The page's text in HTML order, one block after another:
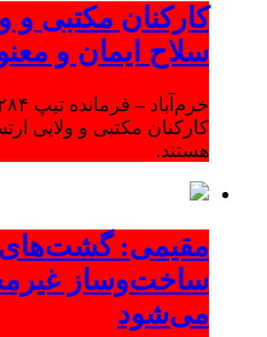
کارکنان مکتبی و
سلاح ایمان و
کارکنان مکتبی و ولایی
هستند.
مقیمی: گشت‌های
ساخت‌وساز
می‌شود